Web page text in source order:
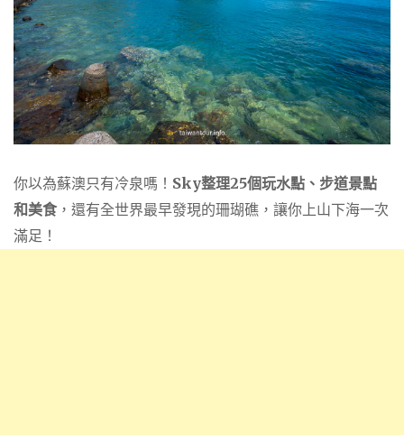
你以為蘇澳只有冷泉嗎！ Sky整理25個玩水點、步道景點
和美食 ，還有全世界最早發現的珊瑚礁，讓你上山下海一次
滿足！